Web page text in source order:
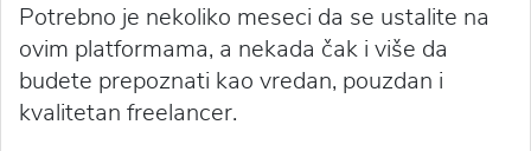
Potrebno je nekoliko meseci da se ustalite na
ovim platformama, a nekada čak i više da
budete prepoznati kao vredan, pouzdan i
kvalitetan freelancer.